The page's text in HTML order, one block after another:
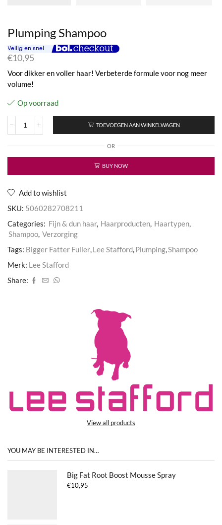
Plumping Shampoo
€10,95
Voor dikker en voller haar! Verbeterde formule voor nog meer
volume!
Op voorraad
Plumping
TOEVOEGEN AAN WINKELWAGEN
OR
BUY NOW
Add to wishlist
SKU: 5060282708211
Categories: Fijn & dun haar, Haarproducten, Haartypen,
Shampoo, Verzorging
Tags: Bigger Fatter Fuller,Lee Stafford,Plumping,Shampoo
Merk: Lee Stafford
Share:
View all products
YOU MAY BE INTERESTED IN…
Big Fat Root Boost Mousse Spray
€10,95